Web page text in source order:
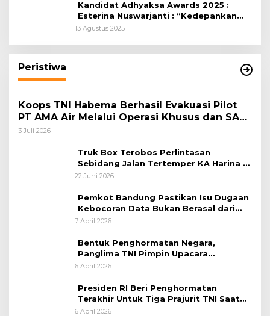
Kandidat Adhyaksa Awards 2025 :
Esterina Nuswarjanti : “Kedepankan
Keadilan Restoratif Wujudkan
13 Agustus 2025
Peristiwa
Koops TNI Habema Berhasil Evakuasi Pilot
PT AMA Air Melalui Operasi Khusus dan SAR
Taktis
3 Juli 2026
Truk Box Terobos Perlintasan
Sebidang Jalan Tertemper KA Harina di
Jalan Stasiun Poncol-Jrakah Semarang
22 Juni 2026
Pemkot Bandung Pastikan Isu Dugaan
Kebocoran Data Bukan Berasal dari
Server Disdukcapil
7 April 2026
Bentuk Penghormatan Negara,
Panglima TNI Pimpin Upacara
Pemakaman Militer
6 April 2026
Presiden RI Beri Penghormatan
Terakhir Untuk Tiga Prajurit TNI Saat
Persemayaman di Bandara Soekarno-
6 April 2026